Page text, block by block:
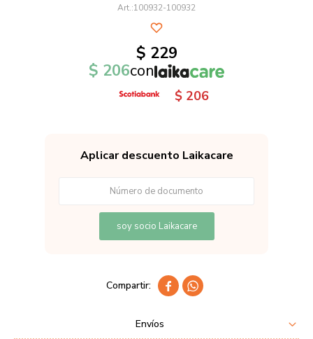
100932-100932
$ 229
$ 206con
$ 206
Aplicar descuento Laikacare
soy socio Laikacare
 
Envíos